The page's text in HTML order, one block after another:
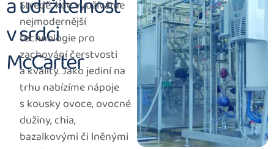
v srdci
McCarter
Stredě, kde využíváme
nejmodernější
technologie pro
zachování čerstvosti
a kvality. Jako jediní na
trhu nabízíme nápoje
s kousky ovoce, ovocné
dužiny, chia,
bazalkovými či lněnými